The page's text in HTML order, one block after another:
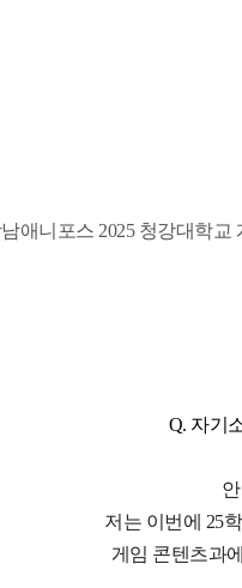
애니포스 2025 청강대학교
Q. 자기
저는 이번에 25
게임 콘텐츠과